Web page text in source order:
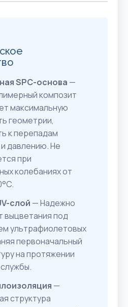
SPC-основа —
композит
максимальную
геометрии,
к перепадам
давлению. Не
при
колебаниях от
слой — Надежно
выцветания под
ультрафиолетовых
первоначальный
на протяжении
—
структура